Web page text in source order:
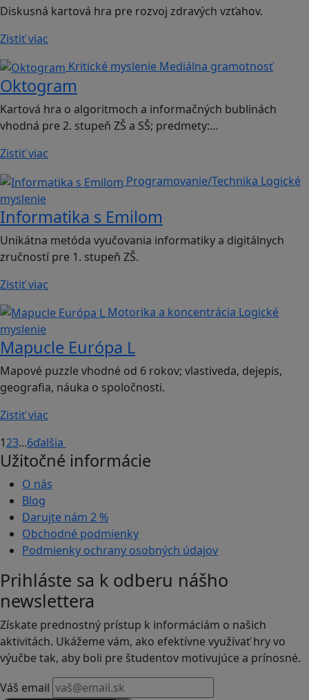
Diskusná kartová hra pre rozvoj zdravých vzťahov.
Zistiť viac
Kritické myslenie Mediálna gramotnosť
Oktogram
Kartová hra o algoritmoch a informačných bublinách
vhodná pre 2. stupeň ZŠ a SŠ; predmety:…
Zistiť viac
Programovanie/Technika Logické
myslenie
Informatika s Emilom
Unikátna metóda vyučovania informatiky a digitálnych
zručností pre 1. stupeň ZŠ.
Zistiť viac
Motorika a koncentrácia Logické
myslenie
Mapucle Európa L
Mapové puzzle vhodné od 6 rokov; vlastiveda, dejepis,
geografia, náuka o spoločnosti.
Zistiť viac
123...6ďalšia
Užitočné informácie
O nás
Blog
Darujte nám 2 %
Obchodné podmienky
Podmienky ochrany osobných údajov
Prihláste sa k odberu nášho
newslettera
Získate prednostný prístup k informáciám o našich
aktivitách. Ukážeme vám, ako efektívne využívať hry vo
výučbe tak, aby boli pre študentov motivujúce a prínosné.
Váš email